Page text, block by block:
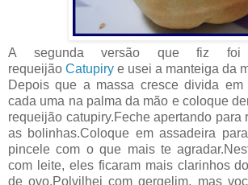
A segunda versão que fiz foi
requeijão Catupiry e usei a manteiga da
Depois que a massa cresce divida em
cada uma na palma da mão e coloque
requeijão catupiry.Feche apertando para
as bolinhas.Coloque em assadeira
pincele com o que mais te
com leite, eles ficaram mais clarinhos
de ovo.Polvilhei com gergelim, mas